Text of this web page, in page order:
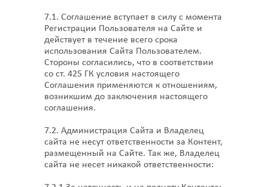
7.1. Соглашение вступает в силу с момента
Регистрации Пользователя на Сайте и
действует в течение всего срока
использования Сайта Пользователем.
Стороны согласились, что в соответствии
со ст. 425 ГК условия настоящего
Соглашения применяются к отношениям,
возникшим до заключения настоящего
соглашения.
7.2. Администрация Сайта и Владелец
сайта не несут ответственности за Контент,
размещенный на Сайте. Так же, Владелец
сайта не несет никакой ответственности: